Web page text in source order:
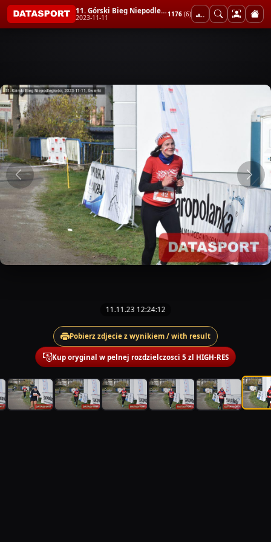
11. Górski Bieg Niepodległości
2023-11-11 1176 (6)
11.11.23 12:24:12
Pobierz zdjecie z wynikiem / with result
Kup oryginal w pelnej rozdzielczosci 5 zl HIGH-RES